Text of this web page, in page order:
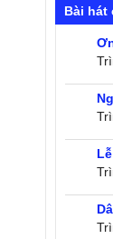
Bài hát